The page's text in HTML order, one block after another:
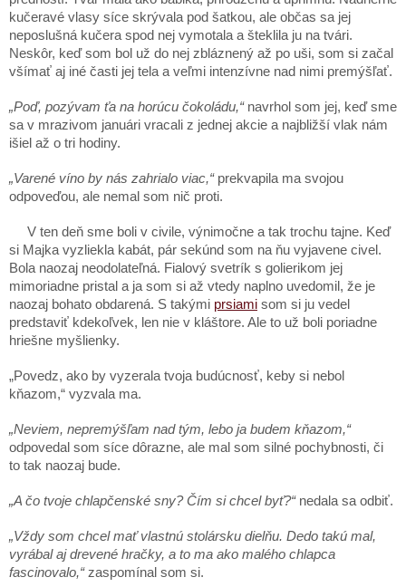
kučeravé vlasy síce skrývala pod šatkou, ale občas sa jej
neposlušná kučera spod nej vymotala a šteklila ju na tvári.
Neskôr, keď som bol už do nej zbláznený až po uši, som si začal
všímať aj iné časti jej tela a veľmi intenzívne nad nimi premýšľať.
„Poď, pozývam ťa na horúcu čokoládu,“navrhol som jej, keď sme
sa v mrazivom januári vracali z jednej akcie a najbližší vlak nám
išiel až o tri hodiny.
„Varené víno by nás zahrialo viac,“prekvapila ma svojou
odpoveďou, ale nemal som nič proti.
V ten deň sme boli v civile, výnimočne a tak trochu tajne. Keď
si Majka vyzliekla kabát, pár sekúnd som na ňu vyjavene civel.
Bola naozaj neodolateľná. Fialový svetrík s golierikom jej
mimoriadne pristal a ja som si až vtedy naplno uvedomil, že je
naozaj bohato obdarená. S takými prsiami som si ju vedel
predstaviť kdekoľvek, len nie v kláštore. Ale to už boli poriadne
hriešne myšlienky.
„Povedz, ako by vyzerala tvoja budúcnosť, keby si nebol
kňazom,“ vyzvala ma.
„Neviem, nepremýšľam nad tým, lebo ja budem kňazom,“
odpovedal som síce dôrazne, ale mal som silné pochybnosti, či
to tak naozaj bude.
„A čo tvoje chlapčenské sny? Čím si chcel byť?“nedala sa odbiť.
„Vždy som chcel mať vlastnú stolársku dielňu. Dedo takú mal,
vyrábal aj drevené hračky, a to ma ako malého chlapca
fascinovalo,“zaspomínal som si.